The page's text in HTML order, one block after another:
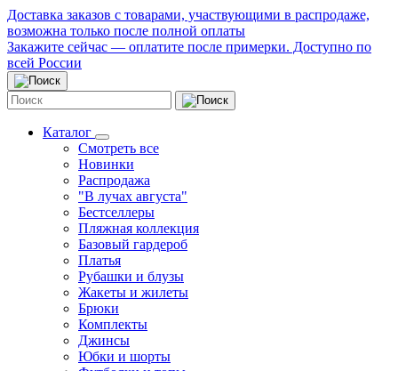
Доставка заказов с товарами, участвующими в распродаже,
возможна только после полной оплаты
Закажите сейчас — оплатите после примерки. Доступно по
всей России
Каталог
Смотреть все
Новинки
Распродажа
"В лучах августа"
Бестселлеры
Пляжная коллекция
Базовый гардероб
Платья
Рубашки и блузы
Жакеты и жилеты
Брюки
Комплекты
Джинсы
Юбки и шорты